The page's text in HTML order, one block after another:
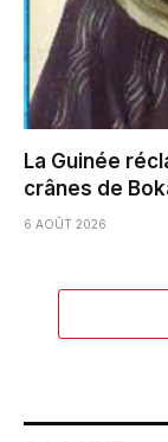
La Guinée
crânes de
6 AOÛT 2026